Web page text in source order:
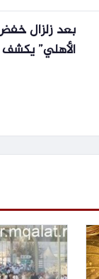
بالجهاز
بعد زلزال خفض
الأهلي” يكشف